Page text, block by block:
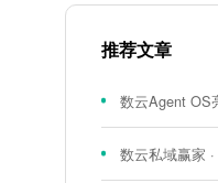
推荐文章
数云Agent OS亮相华为云INSPIRE创想者
数云私域赢家 ·